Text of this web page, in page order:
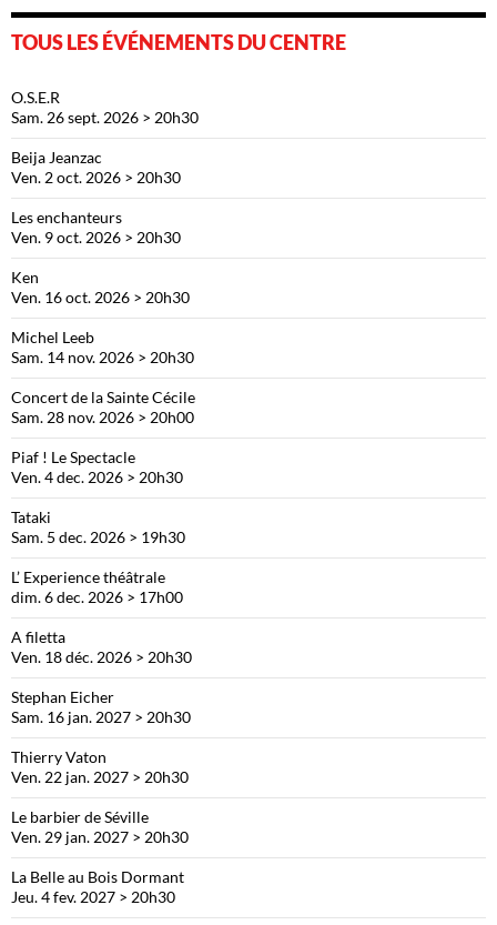
TOUS LES ÉVÉNEMENTS DU CENTRE
O.S.E.R
Sam. 26 sept. 2026 > 20h30
Beija Jeanzac
Ven. 2 oct. 2026 > 20h30
Les enchanteurs
Ven. 9 oct. 2026 > 20h30
Ken
Ven. 16 oct. 2026 > 20h30
Michel Leeb
Sam. 14 nov. 2026 > 20h30
Concert de la Sainte Cécile
Sam. 28 nov. 2026 > 20h00
Piaf ! Le Spectacle
Ven. 4 dec. 2026 > 20h30
Tataki
Sam. 5 dec. 2026 > 19h30
L’ Experience théâtrale
dim. 6 dec. 2026 > 17h00
A filetta
Ven. 18 déc. 2026 > 20h30
Stephan Eicher
Sam. 16 jan. 2027 > 20h30
Thierry Vaton
Ven. 22 jan. 2027 > 20h30
Le barbier de Séville
Ven. 29 jan. 2027 > 20h30
La Belle au Bois Dormant
Jeu. 4 fev. 2027 > 20h30